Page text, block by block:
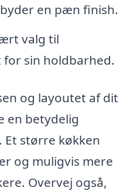
en pæn finish.
valg til
sin holdbarhed.
og layoutet af dit
en betydelig
større køkken
og muligvis mere
Overvej også,